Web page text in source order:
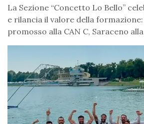
La Sezione “Concetto Lo Bello”
e rilancia il valore della
promosso alla CAN C, Saraceno